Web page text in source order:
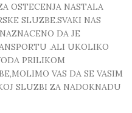
OSTECENJA NASTALA
SLUZBE.SVAKI NAS
DA JE
.ALI UKOLIKO
PRILIKOM
VAS DA SE VASIM
SLUZBI ZA NADOKNADU